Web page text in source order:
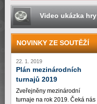
Video ukázka hry
NOVINKY ZE SOUTĚŽÍ
22. 1. 2019
Plán mezinárodních
turnajů 2019
Zveřejněny mezinárodní
turnaje na rok 2019. Čeká nás